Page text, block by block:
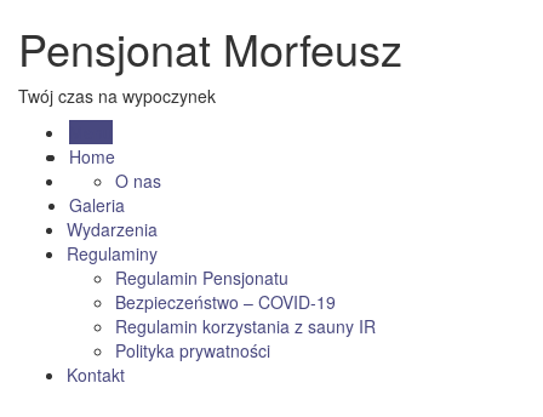
Pensjonat Morfeusz
Twój czas na wypoczynek
Home
O nas
Galeria
Wydarzenia
Regulaminy
Regulamin Pensjonatu
Bezpieczeństwo – COVID-19
Regulamin korzystania z sauny IR
Polityka prywatności
Kontakt